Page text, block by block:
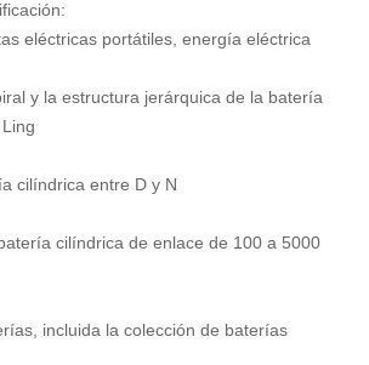
eléctricas portátiles, energía eléctrica
y la estructura jerárquica de la batería
cilíndrica entre D y N
cilíndrica de enlace de 100 a 5000
incluida la colección de baterías